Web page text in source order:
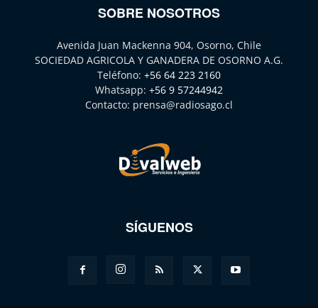
SOBRE NOSOTROS
Avenida Juan Mackenna 904, Osorno, Chile
SOCIEDAD AGRICOLA Y GANADERA DE OSORNO A.G.
Teléfono: +56 64 223 2160
Whatsapp: +56 9 57244942
Contacto: prensa@radiosago.cl
SÍGUENOS